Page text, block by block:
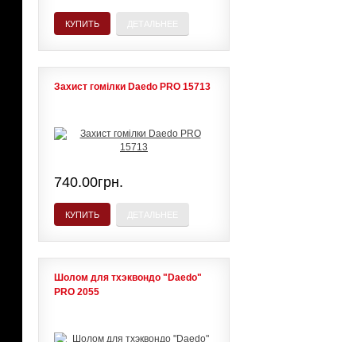
КУПИТЬ
Захист гомілки Daedo PRO 15713
740.00грн.
КУПИТЬ
Шолом для тхэквондо "Daedo"
PRO 2055